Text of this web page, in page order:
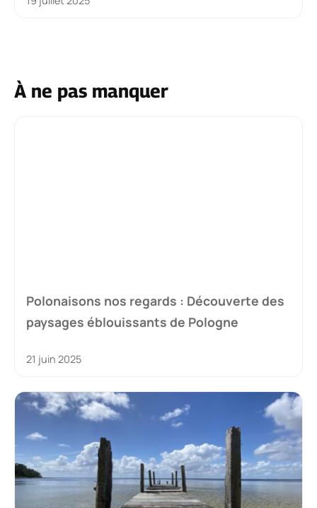
À ne pas manquer
Polonaisons nos regards : Découverte des
paysages éblouissants de Pologne
21 juin 2025